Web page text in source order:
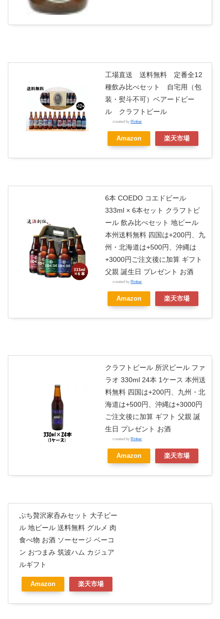
工場直送 送料無料 定番全12
種飲み比べセット 自宅用（包
装・熨斗不可）ベアードビー
ル クラフトビール
created by Rinker
Amazon 楽天市場
6本 COEDO コエドビール
333ml × 6本セット クラフトビ
ール 飲み比べセット 地ビール
本州送料無料 四国は+200円、九
州・北海道は+500円、沖縄は
+3000円ご注文後に加算 ギフト
父親 誕生日 プレゼント お酒
created by Rinker
Amazon 楽天市場
クラフトビール 所沢ビール ファ
ラオ 330ml 24本 1ケース 本州送
料無料 四国は+200円、九州・北
海道は+500円、沖縄は+3000円
ご注文後に加算 ギフト 父親 誕
生日 プレゼント お酒
created by Rinker
Amazon 楽天市場
ぷち贅沢家呑みセット 大子ビー
ル 地ビール 送料無料 グルメ 肉
食べ物 お酒 ソーセージ ベーコ
ン おつまみ 筑波ハム カジュア
ルギフト
Amazon 楽天市場